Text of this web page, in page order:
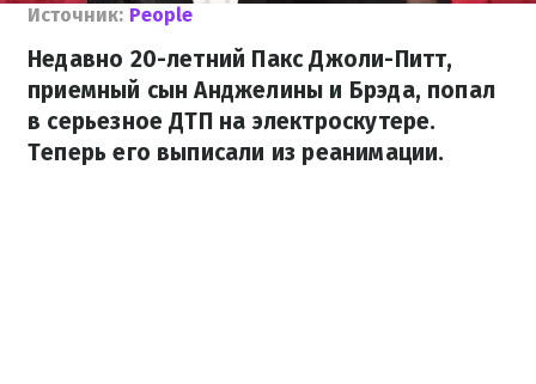
Источник: People
Недавно 20-летний Пакс Джоли-Питт,
приемный сын Анджелины и Брэда, попал
в серьезное ДТП на электроскутере.
Теперь его выписали из реанимации.